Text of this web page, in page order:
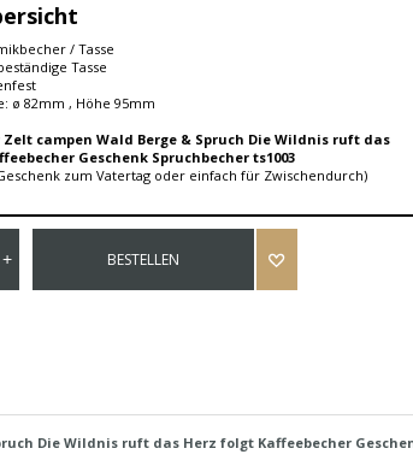
/ Tasse
Tasse
ø 82mm , Höhe 95mm
Zelt campen Wald Berge & Spruch Die Wildnis ruft das
Geschenk Spruchbecher ts1003
zum Vatertag oder einfach für Zwischendurch)
BESTELLEN
Die Wildnis ruft das Herz folgt Kaffeebecher